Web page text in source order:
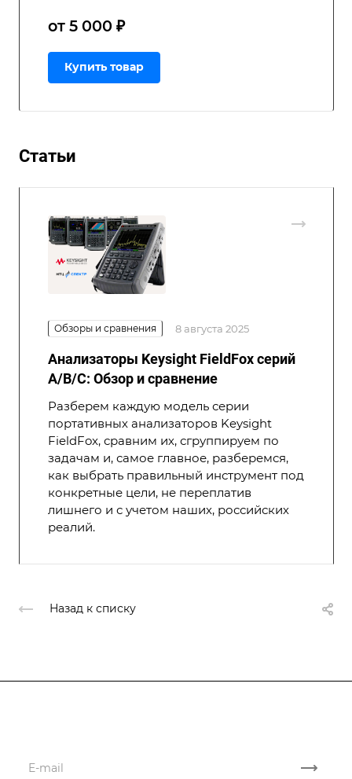
от 5 000 ₽
Купить товар
Статьи
Обзоры и сравнения 8 августа 2025
Анализаторы Keysight FieldFox серий
A/B/C: Обзор и сравнение
Разберем каждую модель серии
портативных анализаторов Keysight
FieldFox, сравним их, сгруппируем по
задачам и, самое главное, разберемся,
как выбрать правильный инструмент под
конкретные цели, не переплатив
лишнего и с учетом наших, российских
реалий.
Назад к списку